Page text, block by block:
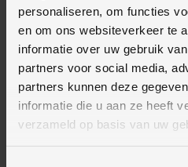
personaliseren, om functies
en om ons websiteverkeer te
informatie over uw gebruik
partners voor social media,
partners kunnen deze
informatie die u aan ze heeft
verzameld op basis van uw
BETAALMETHODES
JE KUNT BIJ ONS BETALEN MET: